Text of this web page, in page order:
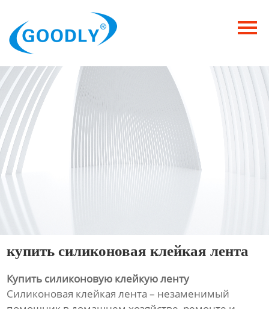
Продукция
ОТРАСЛИ
Категория
Новости
Контакты
купить силиконовая клейкая лента
Купить силиконовую клейкую ленту
Силиконовая клейкая лента – незаменимый